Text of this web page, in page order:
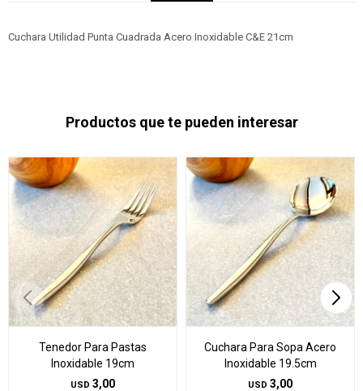
Cuchara Utilidad Punta Cuadrada Acero Inoxidable C&E 21cm
Productos que te pueden interesar
Tenedor Para Pastas
Inoxidable 19cm
USD 3,00
Cuchara Para Sopa Acero
Inoxidable 19.5cm
USD 3,00